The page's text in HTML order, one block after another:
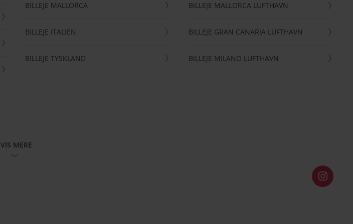
BILLEJE MALLORCA
BILLEJE ITALIEN
BILLEJE TYSKLAND
BILLEJE MALLORCA LUFTHAVN
BILLEJE GRAN CANARIA LUFTHAVN
BILLEJE MILANO LUFTHAVN
VIS MERE